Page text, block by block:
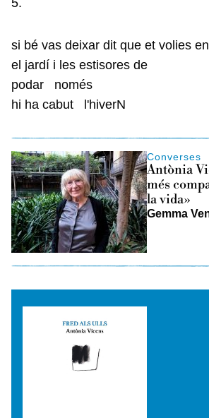
5.
si bé vas deixar dit que et volies
el jardí i les estisores de
podar només
hi ha cabut l'hiverN
Converses
Antònia
més
la vida»
Gemma